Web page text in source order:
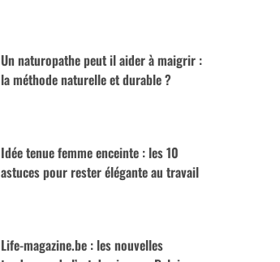
Un naturopathe peut il aider à maigrir :
la méthode naturelle et durable ?
Idée tenue femme enceinte : les 10
astuces pour rester élégante au travail
Life-magazine.be : les nouvelles